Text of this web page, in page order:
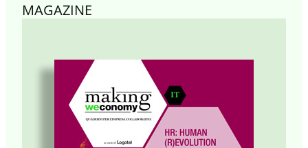
MAGAZINE